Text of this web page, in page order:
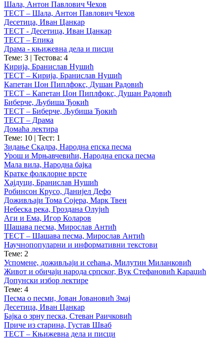
Шала, Антон Павлович Чехов
ТЕСТ – Шала, Антон Павлович Чехов
Десетица, Иван Цанкар
ТЕСТ - Десетица, Иван Цанкар
ТЕСТ – Епика
Драма - књижевна дела и писци
Теме: 3 | Тестова: 4
Кирија, Бранислав Нушић
ТЕСТ – Кирија, Бранислав Нушић
Капетан Џон Пиплфокс, Душан Радовић
ТЕСТ – Капетан Џон Пиплфокс, Душан Радовић
Биберче, Љубиша Ђокић
ТЕСТ – Биберче, Љубиша Ђокић
ТЕСТ – Драма
Домаћа лектира
Теме: 10 | Тест: 1
Зидање Скадра, Народна епска песма
Урош и Мрњавчевићи, Народна епска песма
Мала вила, Народна бајка
Кратке фолклорне врсте
Хајдуци, Бранислав Нушић
Робинсон Крусо, Данијел Дефо
Доживљаји Тома Сојера, Марк Твен
Небеска река, Гроздана Олујић
Аги и Ема, Игор Коларов
Шашава песма, Мирослав Антић
ТЕСТ – Шашава песма, Мирослав Антић
Научнопопуларни и информативни текстови
Теме: 2
Успомене, доживљаји и сећања, Милутин Миланковић
Живот и обичаји народа српског, Вук Стефановић Караџић
Допунски избор лектире
Теме: 4
Песма о песми, Јован Јовановић Змај
Десетица, Иван Цанкар
Бајка о зрну песка, Стеван Раичковић
Приче из старина, Густав Шваб
ТЕСТ – Књижевна дела и писци